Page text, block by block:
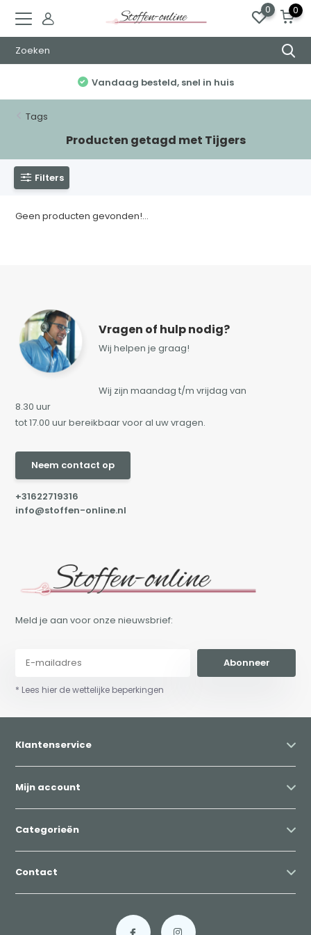
0 0
Vandaag besteld, snel in huis
Tags
Producten getagd met Tijgers
Filters
Geen producten gevonden!...
Vragen of hulp nodig?
Wij helpen je graag!
Wij zijn maandag t/m vrijdag van
8.30 uur
tot 17.00 uur bereikbaar voor al uw vragen.
Neem contact op
+31622719316
info@stoffen-online.nl
Meld je aan voor onze nieuwsbrief:
Abonneer
* Lees hier de wettelijke beperkingen
Klantenservice
Mijn account
Categorieën
Contact